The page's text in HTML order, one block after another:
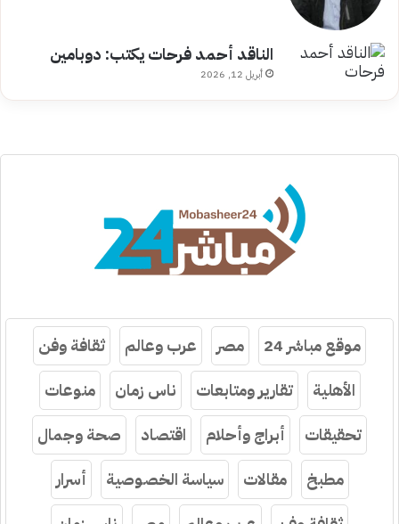
الناقد أحمد فرحات يكتب: دوبامين
أبريل 12, 2026
موقع مباشر 24 مصر عرب وعالم
ثقافة وفن
الأهلية
تقارير ومتابعات ناس زمان
منوعات
تحقيقات
أبراج وأحلام اقتصاد
صحة وجمال
مطبخ
مقالات سياسة الخصوصية
أسرار